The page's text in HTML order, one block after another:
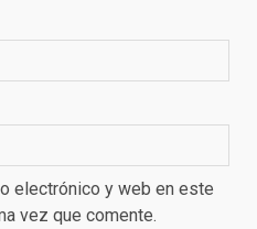
electrónico y web en este
vez que comente.